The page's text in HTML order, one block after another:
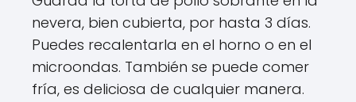
nevera, bien cubierta, por hasta 3 días.
Puedes recalentarla en el horno o en el
microondas. También se puede comer
fría, es deliciosa de cualquier manera.